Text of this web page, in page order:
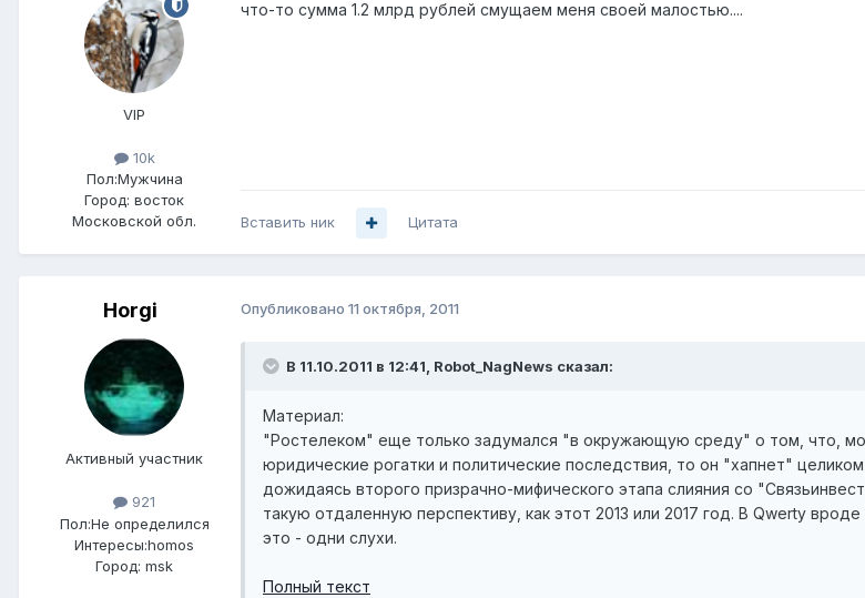
VIP
10k
Пол:Мужчина
Город: восток
Московской обл.
что-то сумма 1.2 млрд рублей смущаем меня своей малостью....
Вставить ник Цитата
Horgi
Активный участник
921
Пол:Не определился
Интересы:homos
Город: msk
Опубликовано 11 октября, 2011
В 11.10.2011 в 12:41, Robot_NagNews сказал:
Материал:
"Ростелеком" еще только задумался "в окружающую среду" о том, что,
юридические рогатки и политические последствия, то он "хапнет"
дожидаясь второго призрачно-мифического этапа слияния со
такую отдаленную перспективу, как этот 2013 или 2017 год. В Qwerty
это - одни слухи.
Полный текст